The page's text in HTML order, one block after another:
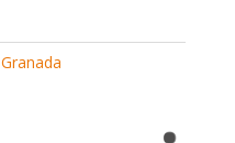
Granada